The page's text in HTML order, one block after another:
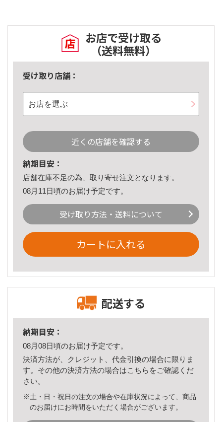
お店で受け取る
（送料無料）
受け取り店舗：
お店を選ぶ
近くの店舗を確認する
納期目安：
店舗在庫不足の為、取り寄せ注文となります。
08月11日頃のお届け予定です。
受け取り方法・送料について
カートに入れる
配送する
納期目安：
08月08日頃のお届け予定です。
決済方法が、クレジット、代金引換の場合に限りま
す。その他の決済方法の場合はこちら をご確認くだ
さい。
※土・日・祝日の注文の場合や在庫状況によって、商品
のお届けにお時間をいただく場合がございます。